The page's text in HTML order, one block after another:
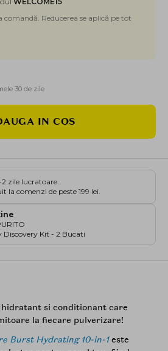
comandă. Reducerea se aplică pe tot
30 de zile
IN COS
zile lucratoare.
comenzi de peste 199 lei.
Discovery Kit - 2 Bucati
hidratant si conditionant care
la fiecare pulverizare!
Burst Hydrating 10-in-1este